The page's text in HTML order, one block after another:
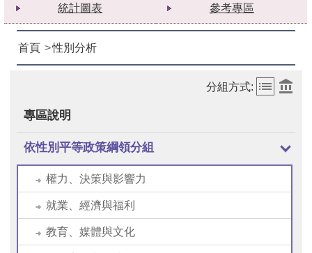
統計圖表 參考專區
首頁 性別分析
分組方式:
專區說明
依性別平等政策綱領分組
權力、決策與影響力
就業、經濟與福利
教育、媒體與文化